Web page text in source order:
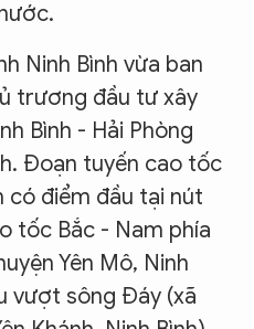
Ninh Bình vừa ban
trương đầu tư xây
Bình - Hải Phòng
Đoạn tuyến cao tốc
có điểm đầu tại nút
tốc Bắc - Nam phía
Yên Mô, Ninh
vượt sông Đáy (xã